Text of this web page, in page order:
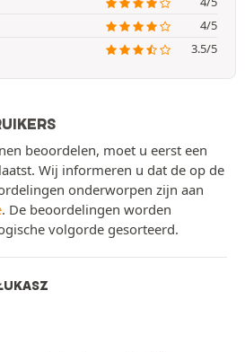
4/5
3.5/5
beoordelen, moet u eerst een
Wij informeren u dat de op de
onderworpen zijn aan
. De beoordelingen worden
volgorde gesorteerd.